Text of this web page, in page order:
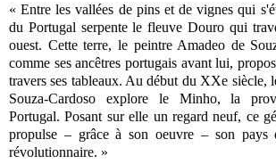
« Entre les vallées de pins et de vignes qui
du Portugal serpente le fleuve Douro qui
ouest. Cette terre, le peintre Amadeo de
comme ses ancêtres portugais avant lui,
travers ses tableaux. Au début du XXe siècle,
Souza-Cardoso explore le Minho, la
Portugal. Posant sur elle un regard neuf, ce
propulse – grâce à son oeuvre – son pays
révolutionnaire. »